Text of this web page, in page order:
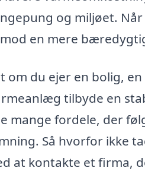
og miljøet.
en mere
om du ejer en bolig,
tilbyde en
mange fordele, der
Så hvorfor ikke
at kontakte et firma,